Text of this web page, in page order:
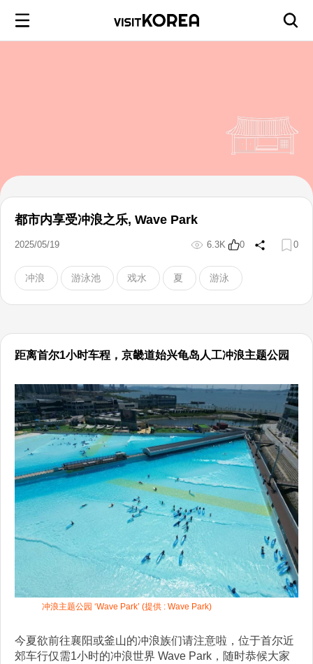
都市内享受冲浪之乐, Wave Park
2025/05/19 6.3K 0 0
冲浪 游泳池 戏水 夏 游泳
距离首尔1小时车程，京畿道始兴龟岛人工冲浪主题公园
今夏欲前往襄阳或釜山的冲浪族们请注意啦，位于首尔近
郊车行仅需1小时的冲浪世界 Wave Park，随时恭候大家